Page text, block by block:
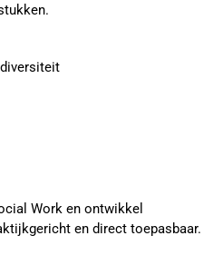
Work en ontwikkel
en direct toepasbaar.